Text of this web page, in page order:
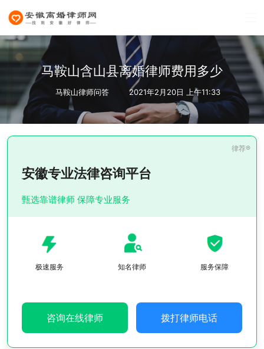
马鞍山含山县离婚律师费用多少
马鞍山律师问答 2021年2月20日 上午11:33
安徽专业法律咨询平台
甄选靠谱律师 保障专业服务
极速服务 知名律师 服务保障
咨询在线律师 拨打律师电话